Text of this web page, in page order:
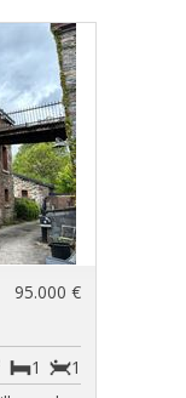
95.000 €
1
1